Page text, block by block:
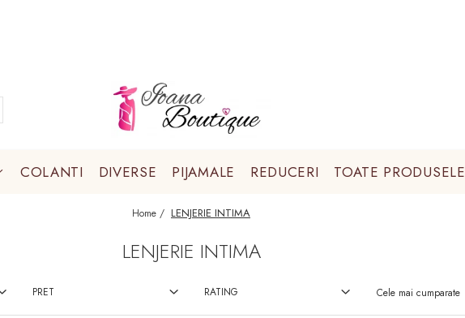
COLANTI DIVERSE PIJAMALE REDUCERI TOATE PRODUSELE
Home / LENJERIE INTIMA
LENJERIE INTIMA
PRET RATING